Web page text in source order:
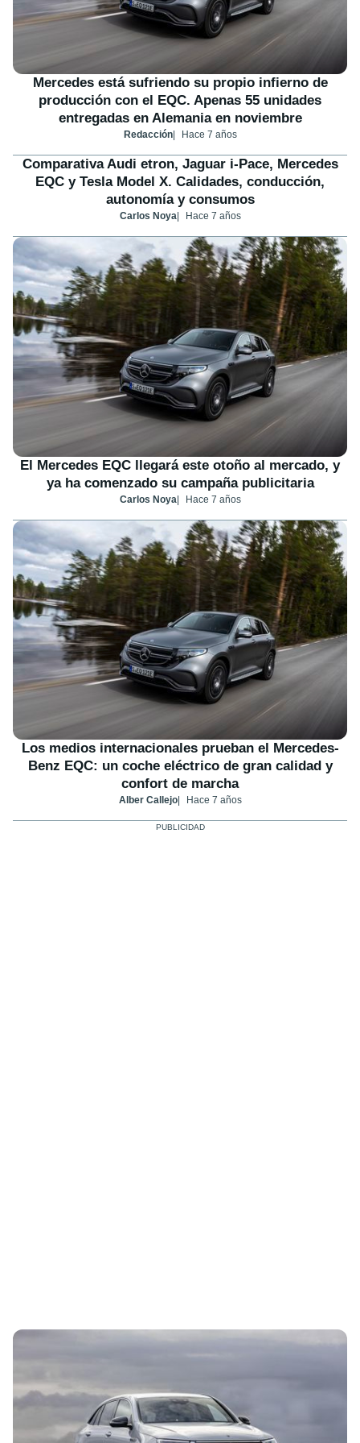
Mercedes está sufriendo su propio infierno de
producción con el EQC. Apenas 55 unidades
entregadas en Alemania en noviembre
Redacción Hace 7 años
Comparativa Audi etron, Jaguar i-Pace, Mercedes
EQC y Tesla Model X. Calidades, conducción,
autonomía y consumos
Carlos Noya Hace 7 años
El Mercedes EQC llegará este otoño al mercado, y
ya ha comenzado su campaña publicitaria
Carlos Noya Hace 7 años
Los medios internacionales prueban el Mercedes-
Benz EQC: un coche eléctrico de gran calidad y
confort de marcha
Alber Callejo Hace 7 años